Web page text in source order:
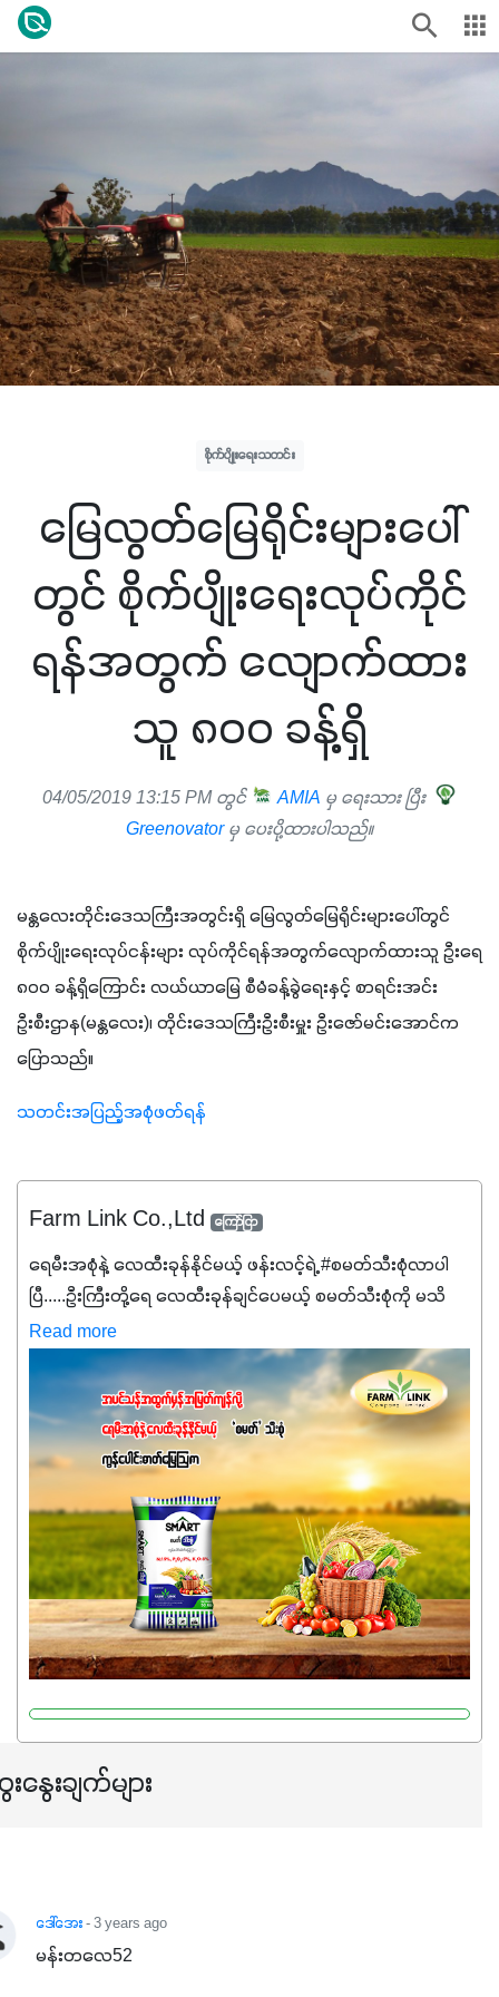
စိုက်ပျိုးရေးသတင်း
မြေလွတ်မြေရိုင်းများပေါ်
တွင် စိုက်ပျိုးရေးလုပ်ကိုင်
ရန်အတွက် လျောက်ထား
သူ ၈၀၀ ခန့်ရှိ
04/05/2019 13:15 PM တွင် AMIA မှ ရေးသား ပြီး
Greenovator မှ ပေးပို့ထားပါသည်။
မန္တလေးတိုင်းဒေသကြီးအတွင်းရှိ မြေလွတ်မြေရိုင်းများပေါ်တွင်
စိုက်ပျိုးရေးလုပ်ငန်းများ လုပ်ကိုင်ရန်အတွက်လျောက်ထားသူ ဦးရေ
၈၀၀ ခန့်ရှိကြောင်း လယ်ယာမြေ စီမံခန့်ခွဲရေးနှင့် စာရင်းအင်း
ဦးစီးဌာန(မန္တလေး)၊ တိုင်းဒေသကြီးဦးစီးမှူး ဦးဇော်မင်းအောင်က
ပြောသည်။
သတင်းအပြည့်အစုံဖတ်ရန်
Farm Link Co.,Ltd ကြော်ငြာ
ရေမီးအစုံနဲ့ လေထီးခုန်နိုင်မယ့် ဖန်းလင့်ရဲ့ #စမတ်သီးစုံလာပါ
ပြီ.....ဦးကြီးတို့ရေ ‌လေထီးခုန်ချင်ပေမယ့် စမတ်သီးစုံကို မသိ
သေးရင်တော့ ဒီစာလေးကို ဆက်ဖတ်‌ပေးပါ #စမတ်သီးစုံဆိုတာ
အပင်တိုင်းအတွက် အဓိကအာဟာရNPK (19:7:8)နဲ့ #ဟူးမစ်
အက်စစ်တို့ အချိုးကျ ပေါင်းစပ်ထားတဲ့ ကွန်ပေါင်း
ဓာတ်မြေဩဇာဖြစ်ပါတယ်။ အဓိကအကျိုးကျေးဇူးတွေအနေနဲ့
ကတော့ နိုက်ထရိုဂျင် 19%ပါဝင်တဲ့အတွက် ကလိုရိုဖီးလ်ဖွဲ့စည်း
မှုကို အားပေးကာ သီးနှံပင်များ၏အရွက်များစိမ်းလန်းသန်စွမ်း
ပြီး အစာချက်လုပ်မှုအားကောင်းစေပါတယ်။ အပင်၏ပင်ပိုင်း
ကြီးထွားမှုကို တိုးမြင့်စေကာ အပင်သန်၍ အကြီးမြန်စေပါတယ်။
သင့်တော်တဲ့ Phosphorus 7%ပါဝင်မှုကြောင့် အပင်ရဲ့ အမြစ်
ဖွဲ့စည်းတည်ဆောက်မှုကို ပို၍သန်မာလာအောင် အားပေးပါ
တယ်။ ဒါ့အပြင် ပန်းပွင့်ခြင်း၊အသီးသီးခြင်း၊အစေ့တည်ခြင်း
လုပ်ငန်းစဉ်များကိုလည်း အားပေးပါတယ်။ လုံလောက်တဲ့
အရသာ ပိုမိုကောင်းမွန်စေဖို့အတွက် လိုအပ်တဲ့အာဟာရဓာတ်
ဖြစ်ပါတယ်။ ဟူးမစ်အက်စစ်ပါဝင်ပေါင်းစပ်ထားတဲ့အတွက်
နှံစားသီးနှံများ၊ပဲအမျိုးမျိုး၊ဟင်းသီးဟင်းရွက်နဲ့ ဥယျာဉ်ခြံသီးနှံ
အားလုံးမှာ အသုံးပြုနိုင်တယ်ဆိုတော့ တစ်မျိုးတည်းနဲ့ အားလုံး
Read more
နွေးချက်များ
ဒေါ်အေး- 3 years ago
မန်းတလေ52